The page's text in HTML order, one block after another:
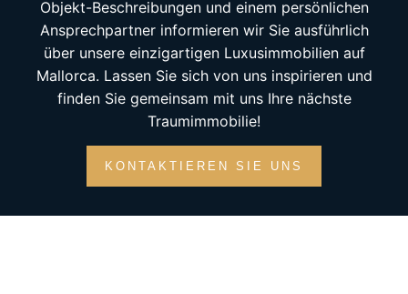
Objekt-Beschreibungen und einem persönlichen
Ansprechpartner informieren wir Sie ausführlich
über unsere einzigartigen Luxusimmobilien auf
Mallorca. Lassen Sie sich von uns inspirieren und
finden Sie gemeinsam mit uns Ihre nächste
Traumimmobilie!
KONTAKTIEREN SIE UNS